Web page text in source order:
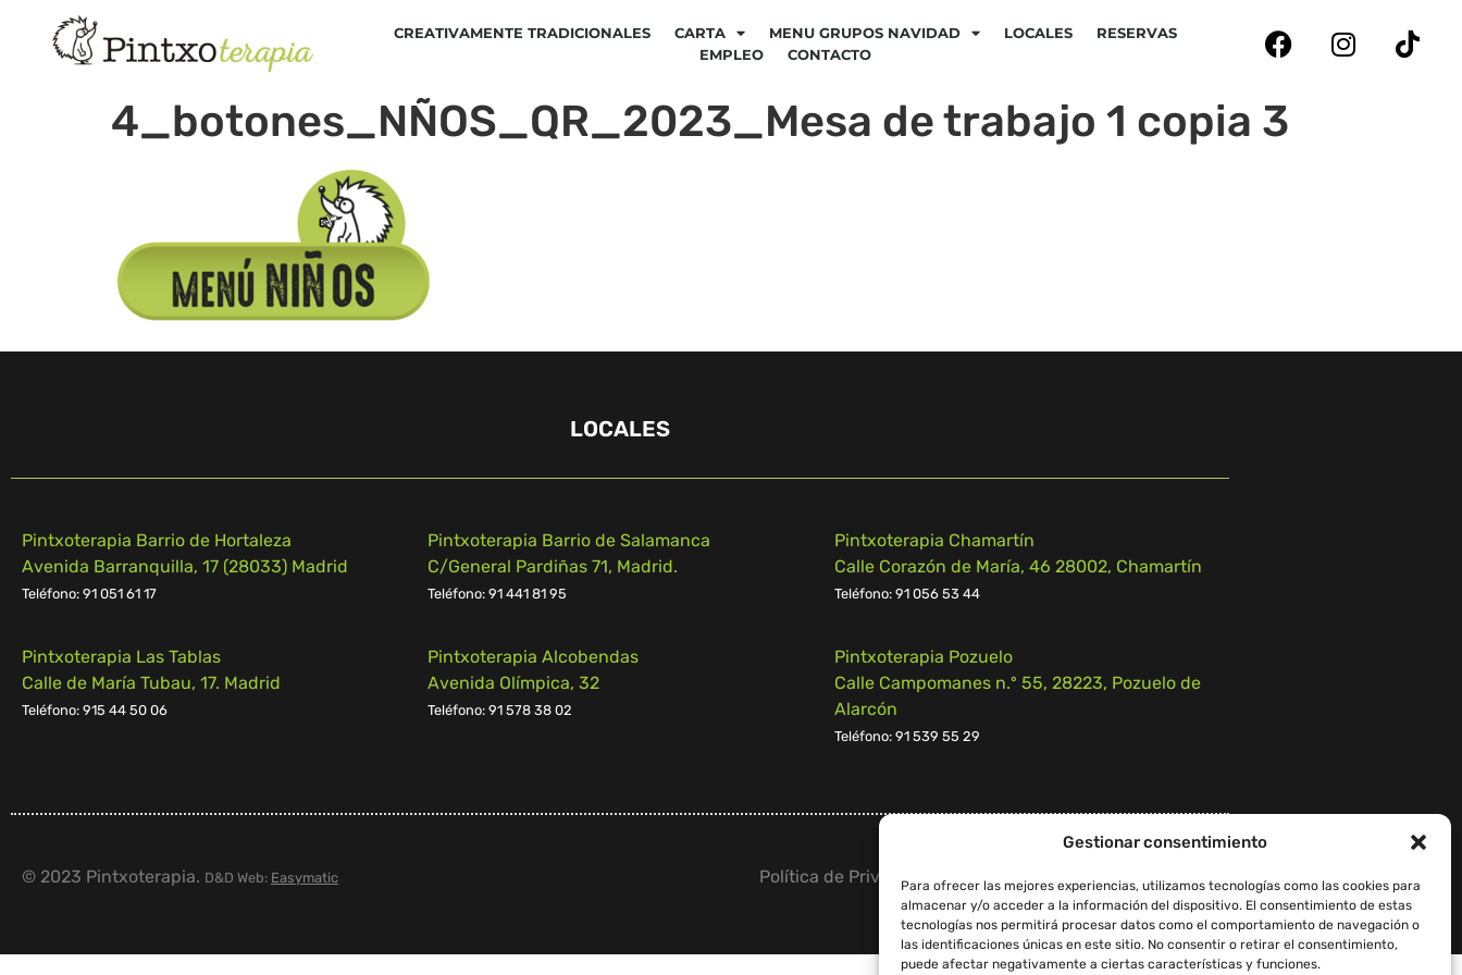
Gestionar consentimiento
Para ofrecer las mejores experiencias, utilizamos tecnologías como las cookies para
almacenar y/o acceder a la información del dispositivo. El consentimiento de estas
tecnologías nos permitirá procesar datos como el comportamiento de navegación o
las identificaciones únicas en este sitio. No consentir o retirar el consentimiento,
puede afectar negativamente a ciertas características y funciones.
CREATIVAMENTE TRADICIONALES CARTA MENU GRUPOS NAVIDAD LOCALES
RESERVAS
EMPLEO
CONTACTO
4_botones_NÑOS_QR_2023_Mesa de trabajo 1 copia 3
LOCALES
Pintxoterapia Barrio de Hortaleza
Avenida Barranquilla, 17 (28033) Madrid
Teléfono: 91 051 61 17
Pintxoterapia Barrio de Salamanca
C/General Pardiñas 71, Madrid.
Teléfono: 91 441 81 95
Pintxoterapia Chamartín
Calle Corazón de María, 46 28002, Chamartín
Teléfono: 91 056 53 44
Pintxoterapia Las Tablas
Calle de María Tubau, 17. Madrid
Teléfono: 915 44 50 06
Pintxoterapia Alcobendas
Avenida Olímpica, 32
Teléfono: 91 578 38 02
Pintxoterapia Pozuelo
Calle Campomanes n.º 55, 28223, Pozuelo de
Alarcón
Teléfono: 91 539 55 29
© 2023 Pintxoterapia. D&D Web: Easymatic Política de Privacidad – Aviso Legal Política de Cookies